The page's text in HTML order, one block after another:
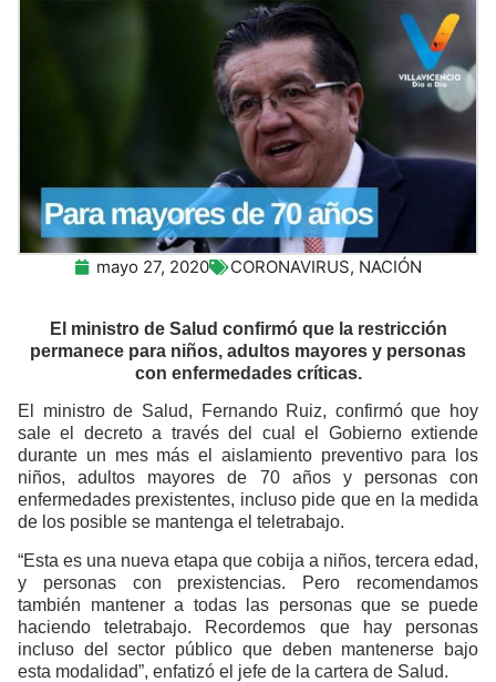
mayo 27, 2020 CORONAVIRUS, NACIÓN
El ministro de Salud confirmó que la restricción
permanece para niños, adultos mayores y personas
con enfermedades críticas.
El ministro de Salud, Fernando Ruiz, confirmó que hoy
sale el decreto a través del cual el Gobierno extiende
durante un mes más el aislamiento preventivo para los
niños, adultos mayores de 70 años y personas con
enfermedades prexistentes, incluso pide que en la medida
de los posible se mantenga el teletrabajo.
“Esta es una nueva etapa que cobija a niños, tercera edad,
y personas con prexistencias. Pero recomendamos
también mantener a todas las personas que se puede
haciendo teletrabajo. Recordemos que hay personas
incluso del sector público que deben mantenerse bajo
esta modalidad”, enfatizó el jefe de la cartera de Salud.